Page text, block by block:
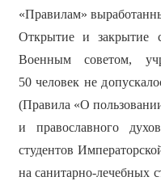
«Правилам»
Открытие и закрытие
Военным советом,
50 человек не
(Правила «О
и православного
студентов
на санитарно-лечебных